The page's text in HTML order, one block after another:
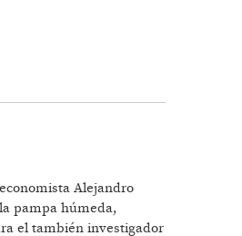
Alejandro
pampa húmeda,
el también investigador